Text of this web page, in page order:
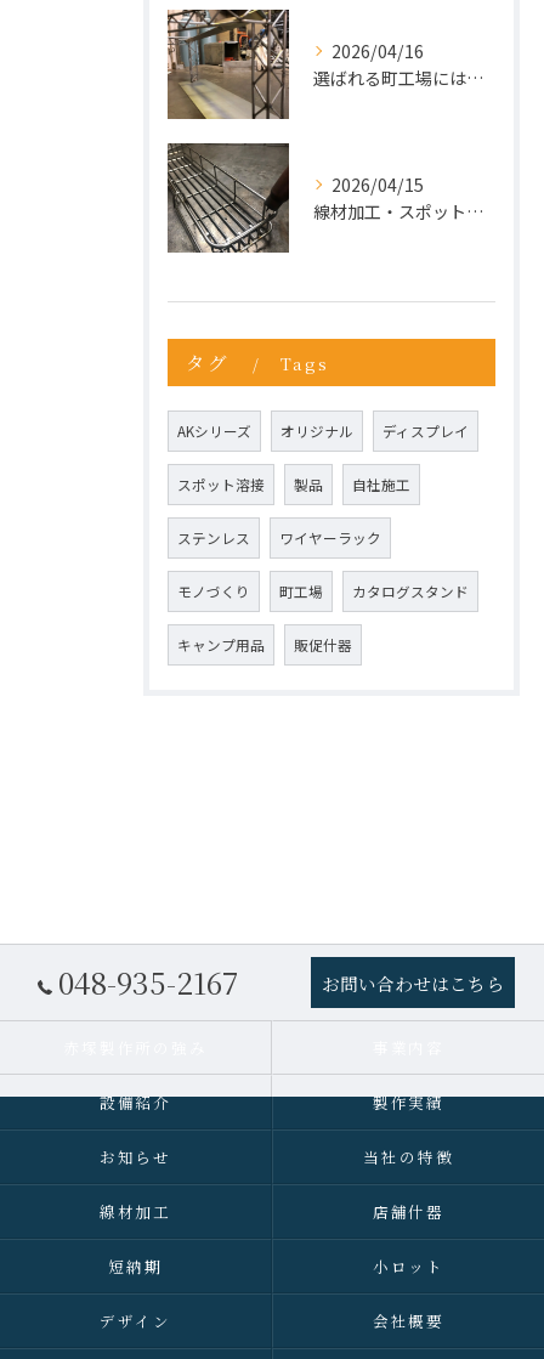
2026/04/16
選ばれる町工場には、理由がある。今こそ“依頼先の見直し”を。
2026/04/15
線材加工・スポット溶接ならお任せ
タグ Tags
AKシリーズ オリジナル ディスプレイ
スポット溶接 製品 自社施工
ステンレス ワイヤーラック
モノづくり 町工場 カタログスタンド
キャンプ用品 販促什器
048-935-2167 お問い合わせはこちら
設備紹介 製作実績
お知らせ 当社の特徴
線材加工 店舗什器
短納期 小ロット
デザイン 会社概要